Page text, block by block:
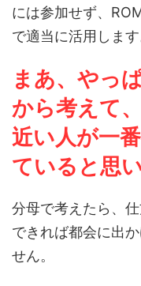
には参加せず、
で適当に活用します
まあ、やっ
から考えて
近い人が一
ていると思い
分母で考えたら、
できれば都会に出
せん。